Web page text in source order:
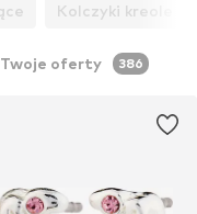
Kolczyki kreole
Twoje oferty 386